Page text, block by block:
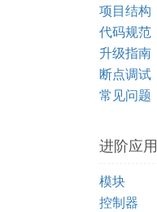
项目结构
代码规范
升级指南
断点调试
常见问题
进阶应用
模块
控制器